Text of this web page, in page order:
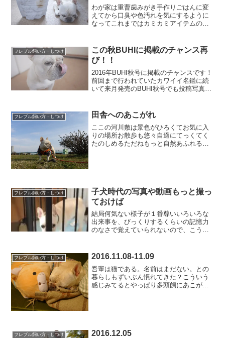
わが家は重曹歯みがき手作りごはんに変
えてから口臭や色汚れを気にするように
なってこれまではカミカミアイテムのみ
した。重曹水でのハミガキの作り方はこ
ちらの本を参照して水200...
フレブル飼い方・しつけ
この秋BUHIに掲載のチャンス再
び！！
2016年BUHI秋号に掲載のチャンスです！
前回まで行われていたカワイイ名鑑に続
いて来月発売のBUHI秋号でも投稿写真を
相」喜怒哀楽その他変顔などなど表情豊
かなフレンチブ...
フレブル飼い方・しつけ 田舎へのあこがれ
ここの河川敷は景色がひろくてお気に入
りの場所お散歩も悠々自適にてっくてく
たのしめるただねもっと自然あふれると
フレブル飼い方・しつけ
子犬時代の写真や動画もっと撮っ
ておけば
結局何気ない様子が１番尊いいろいろな
出来事を、びっくりするくらいの記憶力
のなさで覚えていられないので、こうめ
ました。それでも一緒に暮らして７年が
フレブル飼い方・しつけ 2016.11.08-11.09
吾輩は猫である。名前はまだない。との
暮らしもずいぶん慣れてきた？こういう
感じみてるとやっぱり多頭飼にあこがれ
フレブル飼い方・しつけ 2016.12.05